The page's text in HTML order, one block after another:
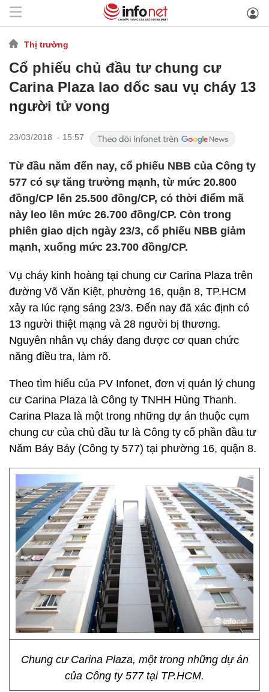
Thị trường
Cổ phiếu chủ đầu tư chung cư
Carina Plaza lao dốc sau vụ cháy 13
người tử vong
23/03/2018 - 15:57
Từ đầu năm đến nay, cổ phiếu NBB của Công ty
577 có sự tăng trưởng mạnh, từ mức 20.800
đồng/CP lên 25.500 đồng/CP, có thời điểm mã
này leo lên mức 26.700 đồng/CP. Còn trong
phiên giao dịch ngày 23/3, cổ phiếu NBB giảm
mạnh, xuống mức 23.700 đồng/CP.
Vụ cháy kinh hoàng tại chung cư Carina Plaza trên
đường Võ Văn Kiệt, phường 16, quận 8, TP.HCM
xảy ra lúc rạng sáng 23/3. Đến nay đã xác định có
13 người thiệt mạng và 28 người bị thương.
Nguyên nhân vụ cháy đang được cơ quan chức
năng điều tra, làm rõ.
Theo tìm hiểu của PV Infonet, đơn vị quản lý chung
cư Carina Plaza là Công ty TNHH Hùng Thanh.
Carina Plaza là một trong những dự án thuộc cụm
chung cư của chủ đầu tư là Công ty cổ phần đầu tư
Năm Bảy Bảy (Công ty 577) tại phường 16, quận 8.
Chung cư Carina Plaza, một trong những dự án
của Công ty 577 tại TP.HCM.